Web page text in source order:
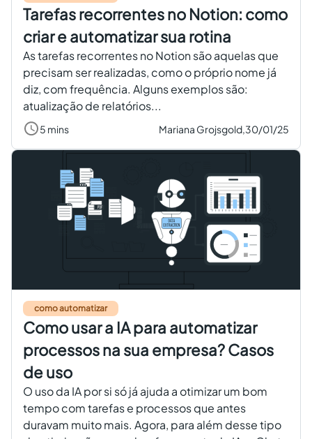
Tarefas recorrentes no Notion: como
criar e automatizar sua rotina
As tarefas recorrentes no Notion são aquelas que
precisam ser realizadas, como o próprio nome já
diz, com frequência. Alguns exemplos são:
atualização de relatórios...
5 mins Mariana Grojsgold,30/01/25
como automatizar
Como usar a IA para automatizar
processos na sua empresa? Casos
de uso
O uso da IA por si só já ajuda a otimizar um bom
tempo com tarefas e processos que antes
duravam muito mais. Agora, para além desse tipo